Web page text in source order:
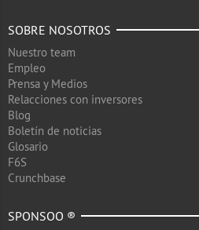
SOBRE NOSOTROS
Nuestro team
Empleo
Prensa y Medios
Relacciones con inversores
Blog
Boletín de noticias
Glosario
F6S
Crunchbase
SPONSOO ®